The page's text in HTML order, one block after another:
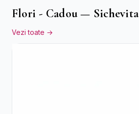
Flori - Cadou — Sichevita
Vezi toate →